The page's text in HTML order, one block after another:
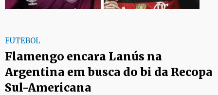
FUTEBOL
Flamengo encara Lanús na
Argentina em busca do bi da Recopa
Sul-Americana